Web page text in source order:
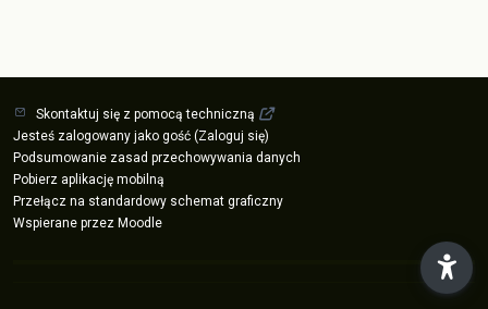
Skontaktuj się z pomocą techniczną
Jesteś zalogowany jako gość (Zaloguj się)
Podsumowanie zasad przechowywania danych
Pobierz aplikację mobilną
Przełącz na standardowy schemat graficzny
Wspierane przez Moodle